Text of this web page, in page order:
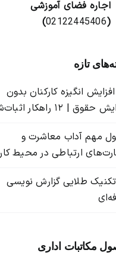
اجاره فضای آموزشی
(
02122445406
)
تازه
افزایش انگیزه کارکنان بدون
حقوق | ۱۲ راهکار اثبات‌شده
مهم آداب معاشرت و
ارتباطی در محیط کار
۱۰ تکنیک طلایی گزارش ‌نویسی
مکاتبات اداری